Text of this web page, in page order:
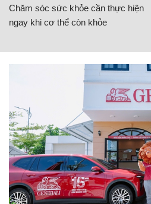
Chăm sóc sức khỏe cần thực hiện
ngay khi cơ thể còn khỏe